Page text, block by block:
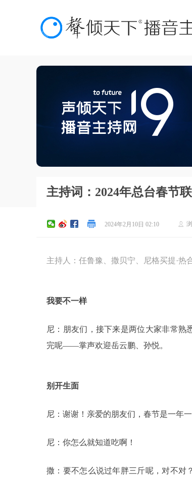
主持词：2024年总台春节
2024年2月10日 02:10 ꄑ
主持人：任鲁豫、撒贝宁、尼格买提·热
我要不一样
尼：朋友们，接下来是两位大家非常熟
完呢——掌声欢迎岳云鹏、孙悦。
别开生面
尼：谢谢！亲爱的朋友们，春节是一年
尼：你怎么就知道吃啊！
撒：要不怎么说过年胖三斤呢，对不对